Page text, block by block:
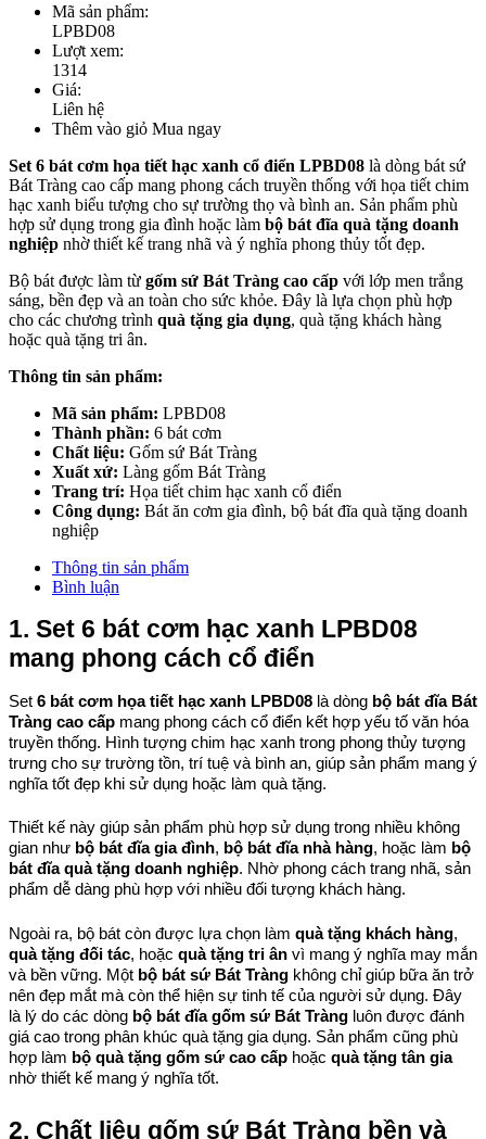
Mã sản phẩm:
LPBD08
Lượt xem:
1314
Giá:
Liên hệ
Thêm vào giỏ Mua ngay
Set 6 bát cơm họa tiết hạc xanh cổ điển LPBD08 là dòng bát sứ
Bát Tràng cao cấp mang phong cách truyền thống với họa tiết chim
hạc xanh biểu tượng cho sự trường thọ và bình an. Sản phẩm phù
hợp sử dụng trong gia đình hoặc làm bộ bát đĩa quà tặng doanh
nghiệp nhờ thiết kế trang nhã và ý nghĩa phong thủy tốt đẹp.
Bộ bát được làm từ gốm sứ Bát Tràng cao cấp với lớp men trắng
sáng, bền đẹp và an toàn cho sức khỏe. Đây là lựa chọn phù hợp
cho các chương trình quà tặng gia dụng, quà tặng khách hàng
hoặc quà tặng tri ân.
Thông tin sản phẩm:
Mã sản phẩm: LPBD08
Thành phần: 6 bát cơm
Chất liệu: Gốm sứ Bát Tràng
Xuất xứ: Làng gốm Bát Tràng
Trang trí: Họa tiết chim hạc xanh cổ điển
Công dụng: Bát ăn cơm gia đình, bộ bát đĩa quà tặng doanh
nghiệp
Thông tin sản phẩm
Bình luận
1. Set 6 bát cơm hạc xanh LPBD08
mang phong cách cổ điển
Set 6 bát cơm họa tiết hạc xanh LPBD08 là dòng bộ bát đĩa Bát
Tràng cao cấp mang phong cách cổ điển kết hợp yếu tố văn hóa
truyền thống. Hình tượng chim hạc xanh trong phong thủy tượng
trưng cho sự trường tồn, trí tuệ và bình an, giúp sản phẩm mang ý
nghĩa tốt đẹp khi sử dụng hoặc làm quà tặng.
Thiết kế này giúp sản phẩm phù hợp sử dụng trong nhiều không
gian như bộ bát đĩa gia đình, bộ bát đĩa nhà hàng, hoặc làm bộ
bát đĩa quà tặng doanh nghiệp. Nhờ phong cách trang nhã, sản
phẩm dễ dàng phù hợp với nhiều đối tượng khách hàng.
Ngoài ra, bộ bát còn được lựa chọn làm quà tặng khách hàng
quà tặng đối tác, hoặc quà tặng tri ân vì mang ý nghĩa may mắn
và bền vững. Một bộ bát sứ Bát Tràng không chỉ giúp bữa ăn trở
nên đẹp mắt mà còn thể hiện sự tinh tế của người sử dụng. Đây
là lý do các dòng bộ bát đĩa gốm sứ Bát Tràng luôn được đánh
giá cao trong phân khúc quà tặng gia dụng. Sản phẩm cũng phù
hợp làm bộ quà tặng gốm sứ cao cấp hoặc quà tặng tân gia
nhờ thiết kế mang ý nghĩa tốt.
2. Chất liệu gốm sứ Bát Tràng bền và